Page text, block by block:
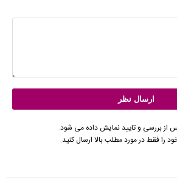
از بررسی و تایید نمایش داده می شود.
را فقط در مورد مطلب بالا ارسال کنید.